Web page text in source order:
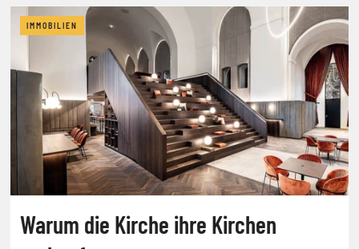
IMMOBILIEN
Warum die Kirche ihre Kirchen